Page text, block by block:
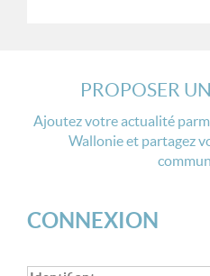
PROPOSER
Ajoutez votre actualité
Wallonie et partagez
CONNEXION